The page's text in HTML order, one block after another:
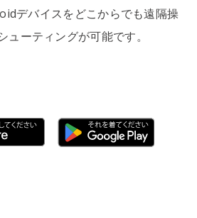
デバイスをどこからでも遠隔操
ューティングが可能です。